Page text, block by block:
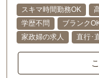
スキマ時間勤務OK
学歴不問
ブランク
家政婦の求人
直行･